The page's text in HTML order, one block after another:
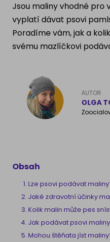
PLEMENA PSŮ
Francouzský buldog
Zlatý retrívr
Německý ovčák
Ragdoll
Britská krátkosrstá kočka
Kanadský Sphynx
Jsou maliny vhodné pro
vyplatí dávat psovi
Poradíme vám, jak a
svému mazlíčkovi
AUTOR
OLGA
Obsah
Lze psovi podávat
Jaké zdravotní účinky
Kolik malin může pes
Jak podávat psovi
Mohou štěňata jíst